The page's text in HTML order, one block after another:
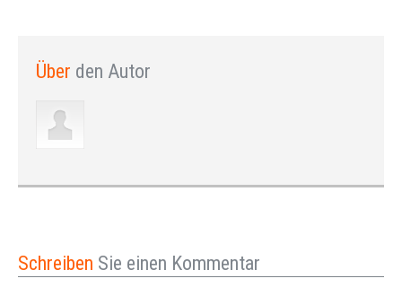
Über den Autor
Schreiben Sie einen Kommentar